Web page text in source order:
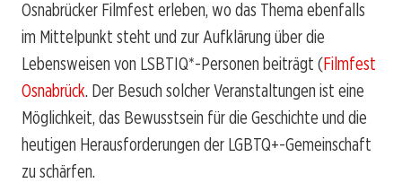
Osnabrücker Filmfest erleben, wo das Thema ebenfalls
im Mittelpunkt steht und zur Aufklärung über die
Lebensweisen von LSBTIQ*-Personen beiträgt (Filmfest
Osnabrück. Der Besuch solcher Veranstaltungen ist eine
Möglichkeit, das Bewusstsein für die Geschichte und die
heutigen Herausforderungen der LGBTQ+-Gemeinschaft
zu schärfen.